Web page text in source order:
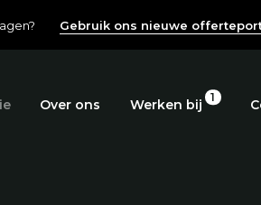
Gebruik ons nieuwe
Over ons Werken bij 1